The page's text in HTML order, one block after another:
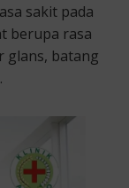
sakit pada
berupa rasa
glans, batang